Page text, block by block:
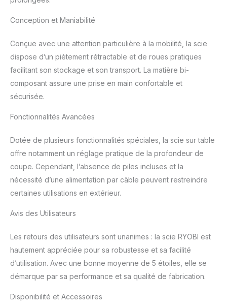
ateliers à espace limité
ou les chantiers mobiles.
✅ Extension pratique
supplémentaire,
pièces. ✅ Conception
ergonomique visant le
confort d'utilisation, avec
des commandes
intuitives pour un
contrôle facile et une
Conception et Maniabilité
Conçue avec une attention particulière à la mobilité, la scie
dispose d’un piètement rétractable et de roues pratiques
facilitant son stockage et son transport. La matière bi-
composant assure une prise en main confortable et
sécurisée.
Fonctionnalités Avancées
Dotée de plusieurs fonctionnalités spéciales, la scie sur table
offre notamment un réglage pratique de la profondeur de
coupe. Cependant, l’absence de piles incluses et la
nécessité d’une alimentation par câble peuvent restreindre
certaines utilisations en extérieur.
Avis des Utilisateurs
Les retours des utilisateurs sont unanimes : la scie RYOBI est
hautement appréciée pour sa robustesse et sa facilité
d’utilisation. Avec une bonne moyenne de 5 étoiles, elle se
démarque par sa performance et sa qualité de fabrication.
Disponibilité et Accessoires